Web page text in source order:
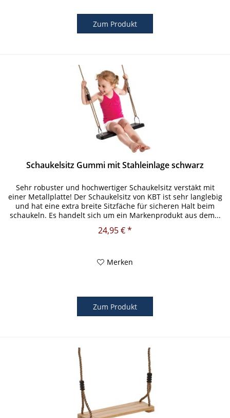
Zum Produkt
Schaukelsitz Gummi mit Stahleinlage schwarz
Sehr robuster und hochwertiger Schaukelsitz verstäkt mit
einer Metallplatte! Der Schaukelsitz von KBT ist sehr langlebig
und hat eine extra breite Sitzfäche für sicheren Halt beim
schaukeln. Es handelt sich um ein Markenprodukt aus dem...
24,95 € *
Merken
Zum Produkt